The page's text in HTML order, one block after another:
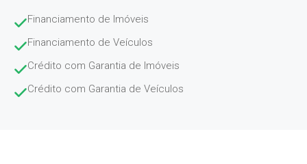
Financiamento de Imóveis
Financiamento de Veículos
Crédito com Garantia de Imóveis
Crédito com Garantia de Veículos